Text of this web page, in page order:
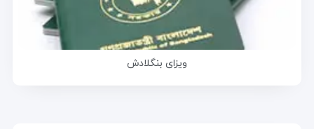
ویزای بنگلادش